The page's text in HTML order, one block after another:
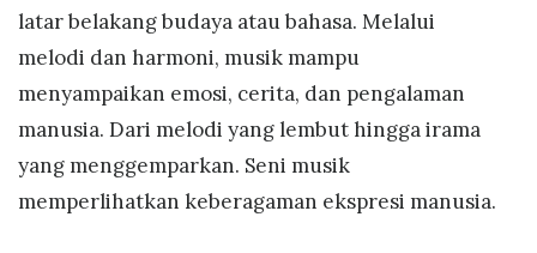
latar belakang budaya atau bahasa. Melalui
melodi dan harmoni, musik mampu
menyampaikan emosi, cerita, dan pengalaman
manusia. Dari melodi yang lembut hingga irama
yang menggemparkan. Seni musik
memperlihatkan keberagaman ekspresi manusia.